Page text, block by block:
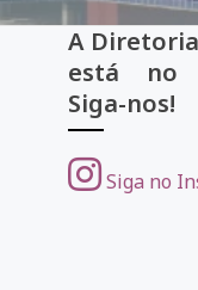
A
está no
Siga-nos!
Siga no